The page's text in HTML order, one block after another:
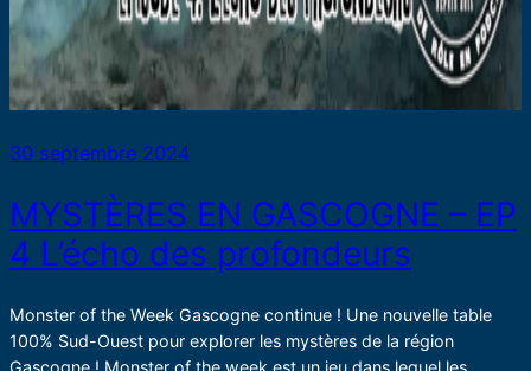
30 septembre 2024
MYSTÈRES EN GASCOGNE – EP
4 L’écho des profondeurs
Monster of the Week Gascogne continue ! Une nouvelle table
100% Sud-Ouest pour explorer les mystères de la région
Gascogne ! Monster of the week est un jeu dans lequel les